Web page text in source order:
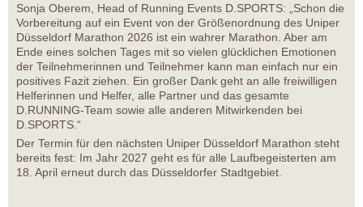
Sonja Oberem, Head of Running Events D.SPORTS: „Schon die
Vorbereitung auf ein Event von der Größenordnung des Uniper
Düsseldorf Marathon 2026 ist ein wahrer Marathon. Aber am
Ende eines solchen Tages mit so vielen glücklichen Emotionen
der Teilnehmerinnen und Teilnehmer kann man einfach nur ein
positives Fazit ziehen. Ein großer Dank geht an alle freiwilligen
Helferinnen und Helfer, alle Partner und das gesamte
D.RUNNING-Team sowie alle anderen Mitwirkenden bei
D.SPORTS.“
Der Termin für den nächsten Uniper Düsseldorf Marathon steht
bereits fest: Im Jahr 2027 geht es für alle Laufbegeisterten am
18. April erneut durch das Düsseldorfer Stadtgebiet.